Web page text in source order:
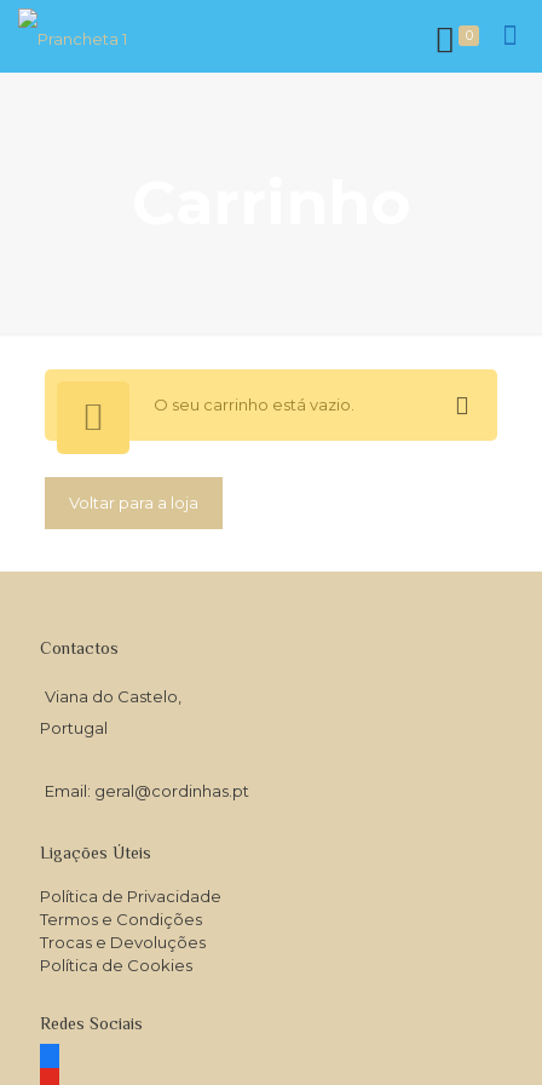
0
O seu carrinho está vazio.
Voltar para a loja
Contactos
Viana do Castelo,
Portugal
Email: geral@cordinhas.pt
Ligações Úteis
Política de Privacidade
Termos e Condições
Trocas e Devoluções
Política de Cookies
Redes Sociais
facebook